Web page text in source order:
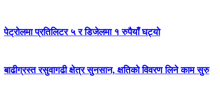
पेट्राेलमा प्रतिलिटर ५ र डिजेलमा १ रुपैयाँ घट्यो
बाढीग्रस्त रसुवागढी क्षेत्र सुनसान, क्षतिको विवरण लिने काम सुरु